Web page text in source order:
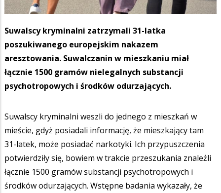
Suwalscy kryminalni zatrzymali 31-latka
poszukiwanego europejskim nakazem
aresztowania. Suwalczanin w mieszkaniu miał
łącznie 1500 gramów nielegalnych substancji
psychotropowych i środków odurzających.
Suwalscy kryminalni weszli do jednego z mieszkań w
mieście, gdyż posiadali informację, że mieszkający tam
31-latek, może posiadać narkotyki. Ich przypuszczenia
potwierdziły się, bowiem w trakcie przeszukania znaleźli
łącznie 1500 gramów substancji psychotropowych i
środków odurzających. Wstępne badania wykazały, że